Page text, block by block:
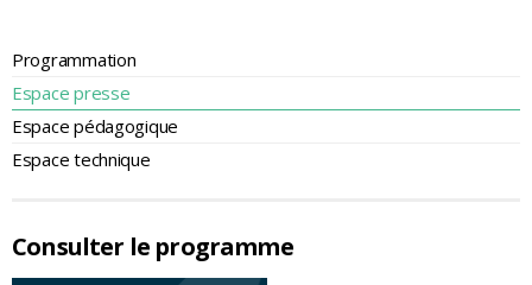
Programmation
Espace presse
Espace pédagogique
Espace technique
Consulter le programme